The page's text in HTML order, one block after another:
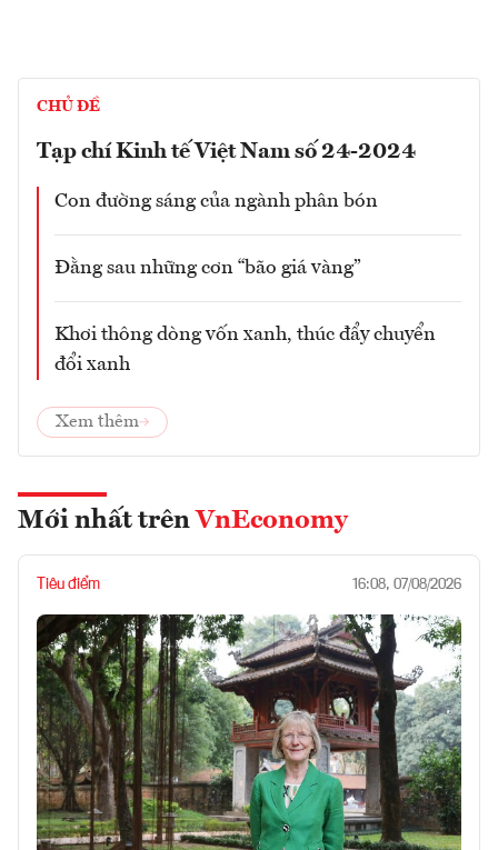
CHỦ ĐỀ
Tạp chí Kinh tế Việt Nam số 24-2024
Con đường sáng của ngành phân bón
Đằng sau những cơn “bão giá vàng”
Khơi thông dòng vốn xanh, thúc đẩy chuyển
đổi xanh
Xem thêm
Mới nhất trên VnEconomy
Tiêu điểm 16:08, 07/08/2026